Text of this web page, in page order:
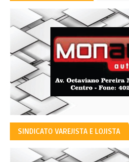
SINDICATO VAREJISTA E LOJISTA